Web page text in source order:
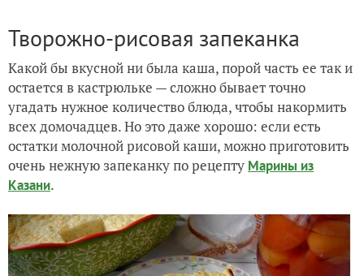
Творожно-рисовая запеканка
Какой бы вкусной ни была каша, порой часть ее так и
остается в кастрюльке — сложно бывает точно
угадать нужное количество блюда, чтобы накормить
всех домочадцев. Но это даже хорошо: если есть
остатки молочной рисовой каши, можно приготовить
очень нежную запеканку по рецепту Марины из
Казани.